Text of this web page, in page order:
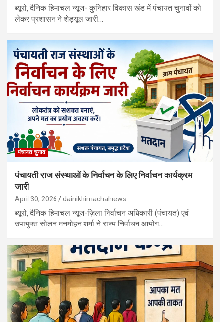
ब्यूरो, दैनिक हिमाचल न्यूज- कुनिहार विकास खंड में पंचायत चुनावों को
लेकर प्रशासन ने शेड्यूल जारी…
पंचायत चुनाव
पंचायती राज संस्थाओं के निर्वाचन के लिए निर्वाचन कार्यक्रम
जारी
April 30, 2026 dainikhimachalnews
ब्यूरो, दैनिक हिमाचल न्यूज-ज़िला निर्वाचन अधिकारी (पंचायत) एवं
उपायुक्त सोलन मनमोहन शर्मा ने राज्य निर्वाचन आयोग…